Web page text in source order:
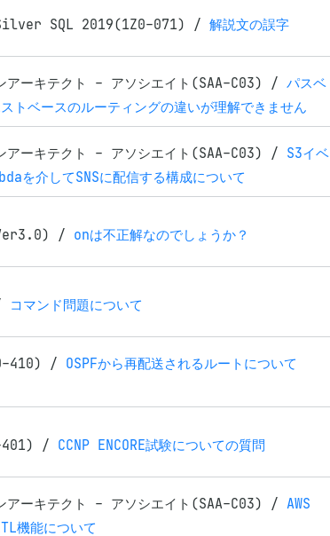
SQL 2019(1Z0-071) / 解説文の誤字
アーキテクト - アソシエイト(SAA-C03) / パスベ
トベースのルーティングの違いが理解できません
アーキテクト - アソシエイト(SAA-C03) / S3イベ
を介してSNSに配信する構成について
/ onは不正解なのでしょうか？
コマンド問題について
410) / OSPFから再配送されるルートについて
401) / CCNP ENCORE試験についての質問
アーキテクト - アソシエイト(SAA-C03) / AWS
機能について